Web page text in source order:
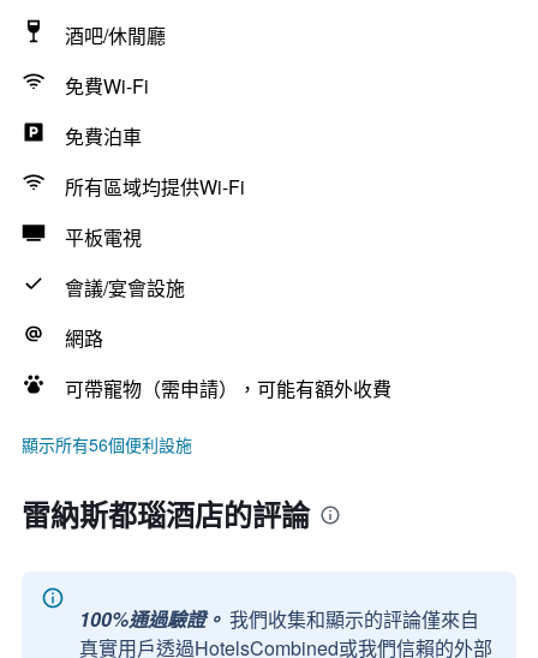
酒吧/休閒廳
免費Wi-Fi
免費泊車
所有區域均提供Wi-Fi
平板電視
會議/宴會設施
網路
可帶寵物（需申請），可能有額外收費
顯示所有56個便利設施
雷納斯都瑙酒店的評論
100%通過驗證。 我們收集和顯示的評論僅來自
真實用戶透過HotelsCombined或我們信賴的外部